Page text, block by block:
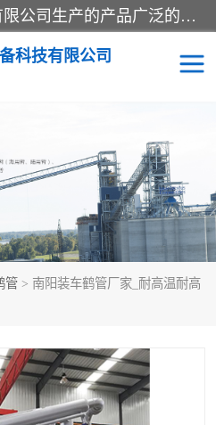
江苏国胜石化装备科技有限公司生产的产品广泛的应用于石油、石化等行业中，产品种类齐全，其中包括装卸鹤管、汽车鹤管、火车鹤管、装车鹤管、卸车鹤管、上装鹤管、下装鹤管、lng鹤管、发油鹤管、液氨鹤管、液化气鹤管等，我们生产的产品质量上乘，价格实惠，服务好，买鹤管就到国胜石化装备！
科技有限公司
管 > 南阳装车鹤管厂家_耐高温耐高
鹤管活动梯